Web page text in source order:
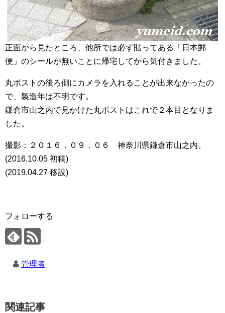
正面から見たところ、他所では必ず貼ってある「日本郵
便」のシールが無いことに帰宅してから気付きました。
丸ポストの後ろ側にカメラを入れることが出来なかったの
で、製造年は不明です。
鎌倉市山之内で見かけた丸ポストはこれで２本目となりま
した。
撮影：２０１６．０９．０６ 神奈川県鎌倉市山之内。
(2016.10.05 初稿)
(2019.04.27 移設)
フォローする
管理者
関連記事